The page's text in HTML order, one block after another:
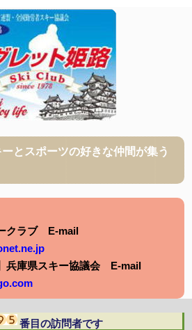
とスポーツの好きな仲間が集う
クラブ E-mail
兵庫県スキー協議会 E-mail
訪問者です